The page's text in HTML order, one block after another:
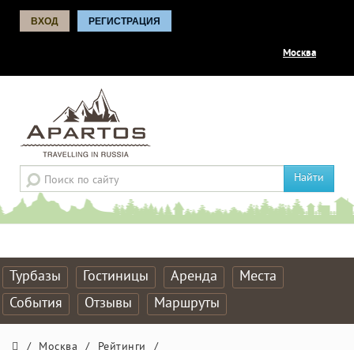
ВХОД РЕГИСТРАЦИЯ
Москва
Найти
Турбазы Гостиницы Аренда
Места
События
Отзывы Маршруты
/ Москва / Рейтинги /